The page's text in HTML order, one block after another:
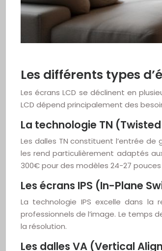
Les différents types
Les écrans LCD se déclinent en
LCD dépend principalement des
La technologie TN
Les dalles TN constituent l’entrée
les rend particulièrement adaptés
300€ pour des modèles 24-27 pouces
Les écrans IPS (In-Plane
La technologie IPS excelle dans
professionnels de l’image. Le temps
la résolution.
Les dalles VA (Vertical